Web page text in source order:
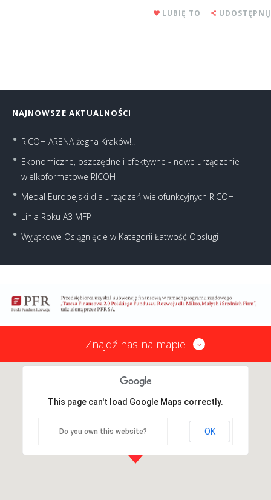
LUBIĘ TO UDOSTĘPNIJ
NAJNOWSZE AKTUALNOŚCI
RICOH ARENA żegna Kraków!!!
Ekonomiczne, oszczędne i efektywne - nowe urządzenie
wielkoformatowe RICOH
Medal Europejski dla urządzeń wielofunkcyjnych RICOH
Linia Roku A3 MFP
Wyjątkowe Osiągnięcie w Kategorii Łatwość Obsługi
Znajdź nas na mapie
This page can't load Google Maps correctly.
Do you own this website? OK